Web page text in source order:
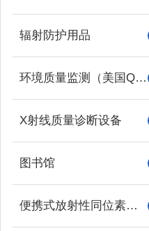
辐射防护用品
环境质量监测（美国QUEST）
X射线质量诊断设备
图书馆
便携式放射性同位素识别装置 （RIID）